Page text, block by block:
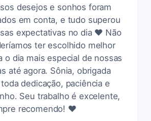
desejos e sonhos foram
em conta, e tudo superou
expectativas no dia ❤️ Não
ter escolhido melhor
o dia mais especial de nossas
até agora. Sônia, obrigada
dedicação, paciência e
Seu trabalho é excelente,
recomendo! ❤️